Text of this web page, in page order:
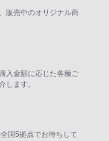
販売中のオリジナル商
入金額に応じた各種ご
します。
国5拠点でお待ちして